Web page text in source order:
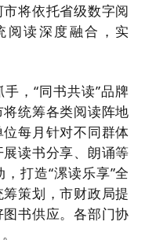
将依托省级数字阅
阅读深度融合，实
，“同书共读”品牌
统筹各类阅读阵地
每月针对不同群体
读书分享、朗诵等
打造“漯读乐享”全
策划，市财政局提
书供应。各部门协